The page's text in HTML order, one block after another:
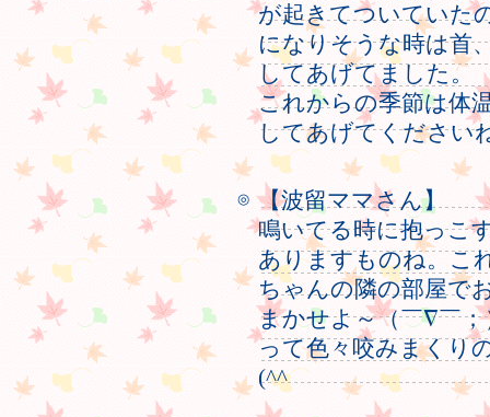
が起きてついていた
になりそうな時は首
してあげてました。
これからの季節は体
してあげてください
◎ 【波留ママさん】
鳴いてる時に抱っこ
ありますものね。こ
ちゃんの隣の部屋で
まかせよ～（￣∇￣
って色々咬みまくり
(^^ゞ